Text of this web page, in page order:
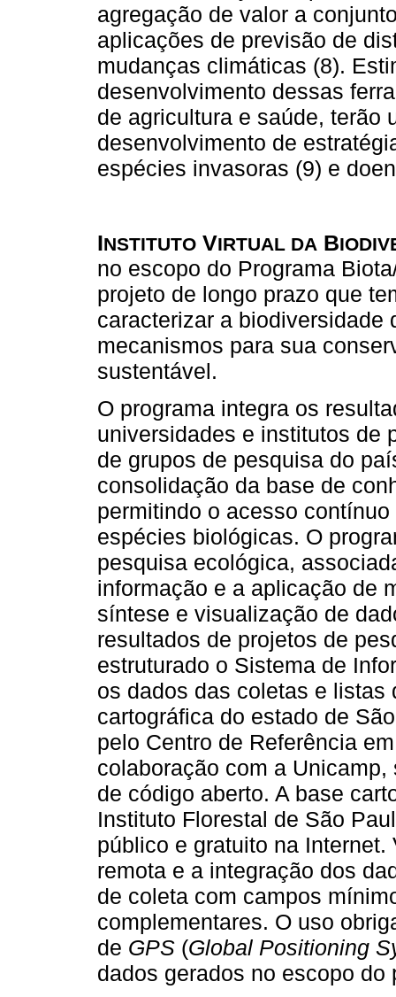
agregação de valor a
aplicações de previsão de
mudanças climáticas (8).
desenvolvimento dessas
de agricultura e saúde, terão
desenvolvimento de
espécies invasoras (9) e
INSTITUTO VIRTUAL DA B
no escopo do Programa
projeto de longo prazo que
caracterizar a biodiversidade
mecanismos para sua
sustentável.
O programa integra os
universidades e institutos de
de grupos de pesquisa do
consolidação da base de
permitindo o acesso
espécies biológicas. O
pesquisa ecológica,
informação e a aplicação de
síntese e visualização de
resultados de projetos de
estruturado o Sistema de
os dados das coletas e
cartográfica do estado de
pelo Centro de Referência
colaboração com a
de código aberto. A base
Instituto Florestal de São
público e gratuito na
remota e a integração dos
de coleta com campos
complementares. O uso
de GPS (Global Positioning
dados gerados no escopo do